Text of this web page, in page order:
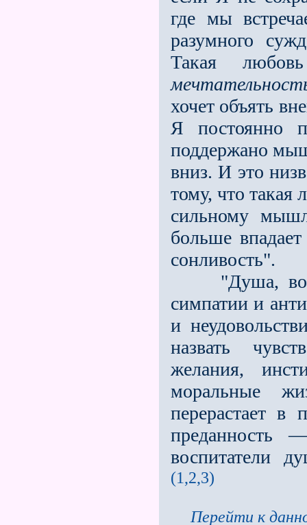
где мы
разумного
Такая
хочет объять
Я посто­янно
поддержано
вниз. И это
тому, что
сильному
больше
сонливость".
"Душа,
симпатии и
и
назвать
желания,
моральные
перерастает в
преданность
воспитатели
(1,2,3)
Перейти к